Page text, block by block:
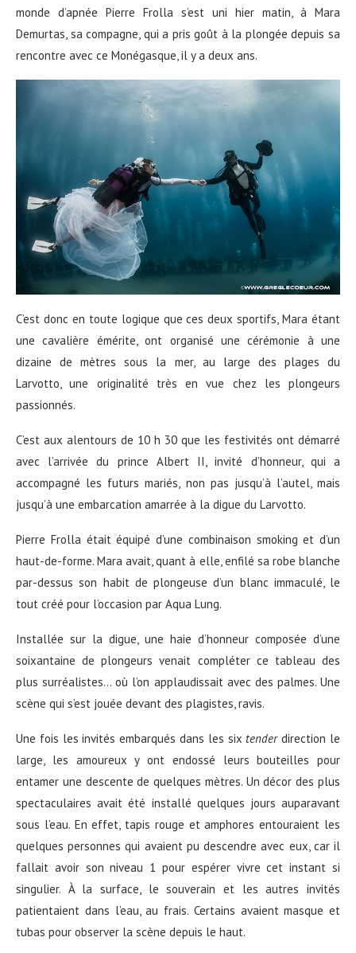
monde d’apnée Pierre Frolla s’est uni hier matin, à Mara
Demurtas, sa compagne, qui a pris goût à la plongée depuis sa
rencontre avec ce Monégasque, il y a deux ans.
C’est donc en toute logique que ces deux sportifs, Mara étant
une cavalière émérite, ont organisé une cérémonie à une
dizaine de mètres sous la mer, au large des plages du
Larvotto, une originalité très en vue chez les plongeurs
passionnés.
C’est aux alentours de 10 h 30 que les festivités ont démarré
avec l’arrivée du prince Albert II, invité d’honneur, qui a
accompagné les futurs mariés, non pas jusqu’à l’autel, mais
jusqu’à une embarcation amarrée à la digue du Larvotto.
Pierre Frolla était équipé d’une combinaison smoking et d’un
haut-de-forme. Mara avait, quant à elle, enfilé sa robe blanche
par-dessus son habit de plongeuse d’un blanc immaculé, le
tout créé pour l’occasion par Aqua Lung.
Installée sur la digue, une haie d’honneur composée d’une
soixantaine de plongeurs venait compléter ce tableau des
plus surréalistes… où l’on applaudissait avec des palmes. Une
scène qui s’est jouée devant des plagistes, ravis.
Une fois les invités embarqués dans les six tenderdirection le
large, les amoureux y ont endossé leurs bouteilles pour
entamer une descente de quelques mètres. Un décor des plus
spectaculaires avait été installé quelques jours auparavant
sous l’eau. En effet, tapis rouge et amphores entouraient les
quelques personnes qui avaient pu descendre avec eux, car il
fallait avoir son niveau 1 pour espérer vivre cet instant si
singulier. À la surface, le souverain et les autres invités
patientaient dans l’eau, au frais. Certains avaient masque et
tubas pour observer la scène depuis le haut.